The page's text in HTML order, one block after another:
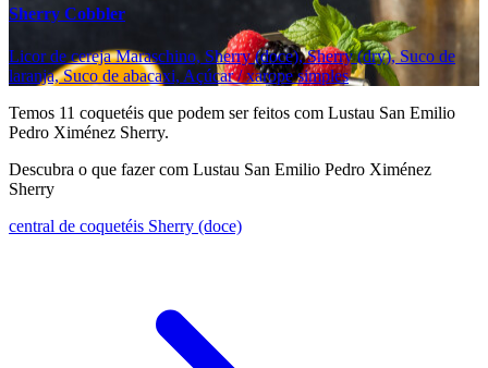
Sherry Cobbler
Licor de cereja Maraschino, Sherry (doce), Sherry (dry), Suco de
laranja, Suco de abacaxi, Açúcar / xarope simples
Temos 11 coquetéis que podem ser feitos com Lustau San Emilio
Pedro Ximénez Sherry.
Descubra o que fazer com Lustau San Emilio Pedro Ximénez
Sherry
central de coquetéis Sherry (doce)